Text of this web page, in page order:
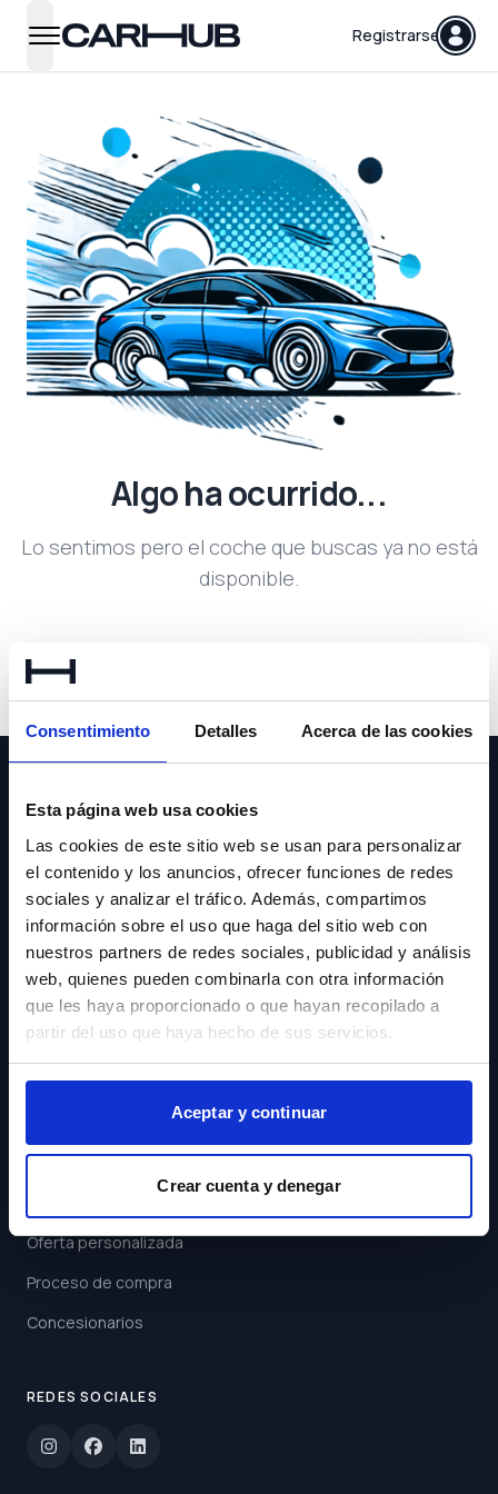
Consentimiento Detalles Acerca de las cookies
Esta página web usa cookies
Las cookies de este sitio web se usan para personalizar
el contenido y los anuncios, ofrecer funciones de redes
sociales y analizar el tráfico. Además, compartimos
información sobre el uso que haga del sitio web con
nuestros partners de redes sociales, publicidad y análisis
web, quienes pueden combinarla con otra información
que les haya proporcionado o que hayan recopilado a
partir del uso que haya hecho de sus servicios.
Aceptar y continuar
Crear cuenta y denegar
open navigation menu
Carhub Registrarse
Algo ha ocurrido...
Lo sentimos pero el coche que buscas ya no está
disponible.
NEWSLETTER
Suscríbete y recibe las últimas novedades y ofertas.
Acepto los
Términos y
Condiciones
Suscribirse
ENLACES
Oferta personalizada
Proceso de compra
Concesionarios
REDES SOCIALES